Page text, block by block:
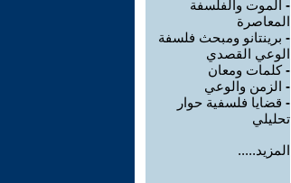
- الموت والفلسفة
المعاصرة
- برينتانو ومبحث فلسفة
الوعي القصدي
-كلمات ومعان
- الزمن والوعي
- قضايا فلسفية حوار
تحليلي
المزيد.....